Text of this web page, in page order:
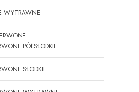
WYTRAWNE
PÓŁSŁODKIE
SŁODKIE